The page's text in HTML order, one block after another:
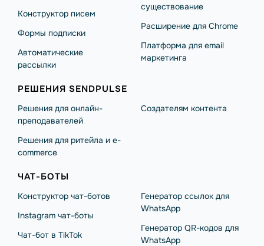
Конструктор писем
Формы подписки
Автоматические
рассылки
существование
Расширение для Chrome
Платформа для email
маркетинга
РЕШЕНИЯ SENDPULSE
Решения для онлайн-
преподавателей
Решения для ритейла и e-
commerce
Создателям контента
ЧАТ-БОТЫ
Конструктор чат-ботов
Instagram чат-боты
Чат-бот в TikTok
Генератор ссылок для
WhatsApp
Генератор QR-кодов для
WhatsApp